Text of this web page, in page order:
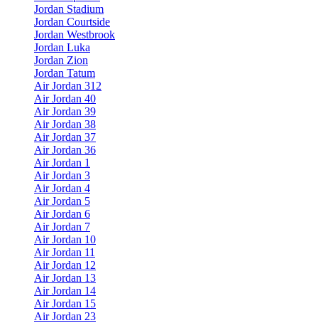
Jordan Stadium
Jordan Courtside
Jordan Westbrook
Jordan Luka
Jordan Zion
Jordan Tatum
Air Jordan 312
Air Jordan 40
Air Jordan 39
Air Jordan 38
Air Jordan 37
Air Jordan 36
Air Jordan 1
Air Jordan 3
Air Jordan 4
Air Jordan 5
Air Jordan 6
Air Jordan 7
Air Jordan 10
Air Jordan 11
Air Jordan 12
Air Jordan 13
Air Jordan 14
Air Jordan 15
Air Jordan 23